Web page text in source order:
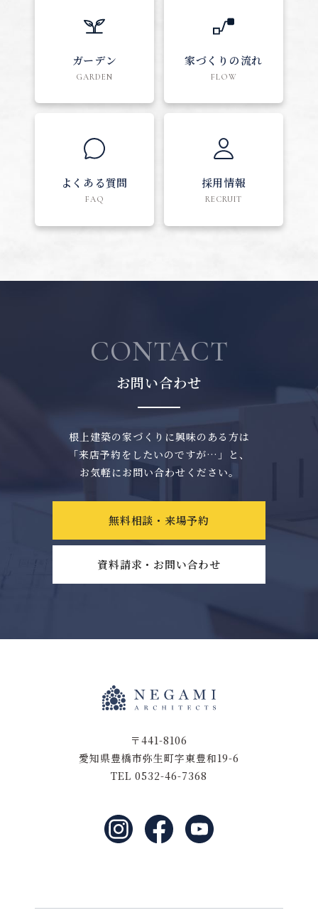
ガーデン
GARDEN
家づくりの流れ
FLOW
よくある質問
FAQ
採用情報
RECRUIT
CONTACT
お問い合わせ
根上建築の家づくりに興味のある方は
「来店予約をしたいのですが…」と、
お気軽にお問い合わせください。
無料相談・来場予約
資料請求・お問い合わせ
〒441-8106
愛知県豊橋市弥生町字東豊和19-6
TEL 0532-46-7368